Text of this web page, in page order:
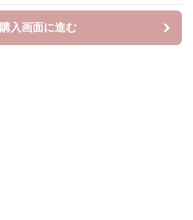
購入画面に進む